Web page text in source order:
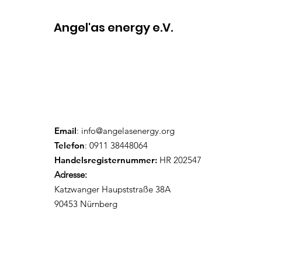
Angel'as energy e.V.
Email: info@angelasenergy.org
Telefon: 0911 38448064
Handelsregisternummer: HR 202547
Adresse:
Katzwanger Haupststraße 38A
90453 Nürnberg